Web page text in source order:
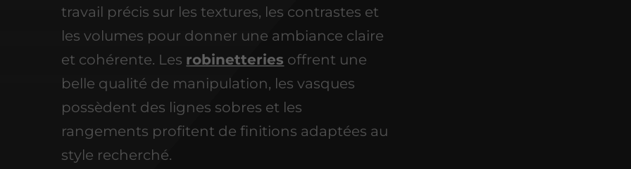
travail précis sur les textures, les contrastes et
les volumes pour donner une ambiance claire
et cohérente. Les robinetteries offrent une
belle qualité de manipulation, les vasques
possèdent des lignes sobres et les
rangements profitent de finitions adaptées au
style recherché.